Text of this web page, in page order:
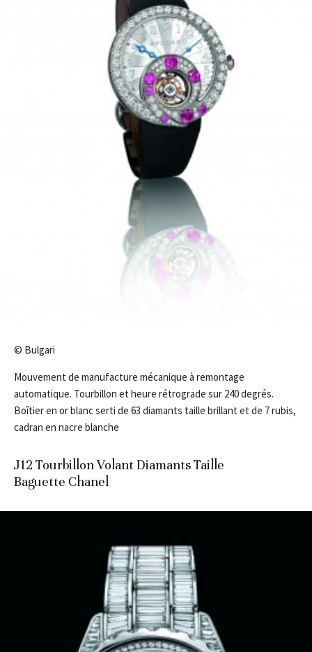
© Bulgari
Mouvement de manufacture mécanique à remontage
automatique. Tourbillon et heure rétrograde sur 240 degrés.
Boîtier en or blanc serti de 63 diamants taille brillant et de 7 rubis,
cadran en nacre blanche
J12 Tourbillon Volant Diamants Taille
Baguette Chanel